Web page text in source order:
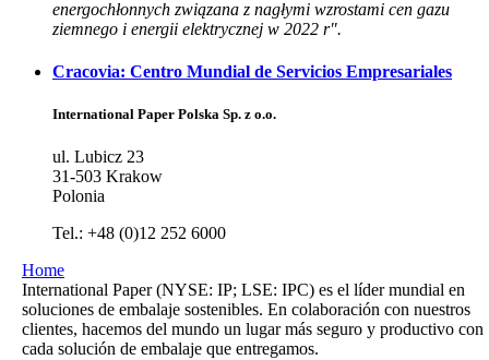
energochłonnych związana z nagłymi wzrostami cen gazu
ziemnego i energii elektrycznej w 2022 r".
Cracovia: Centro Mundial de Servicios Empresariales
International Paper Polska Sp. z o.o.
ul. Lubicz 23
31-503 Krakow
Polonia
Tel.: +48 (0)12 252 6000
Home
International Paper (NYSE: IP; LSE: IPC) es el líder mundial en
soluciones de embalaje sostenibles. En colaboración con nuestros
clientes, hacemos del mundo un lugar más seguro y productivo con
cada solución de embalaje que entregamos.